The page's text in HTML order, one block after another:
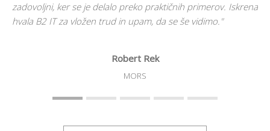
zadovoljni, ker se je delalo preko praktičnih primerov. Iskrena
hvala B2 IT za vložen trud in upam, da se še vidimo."
Robert Rek
MORS